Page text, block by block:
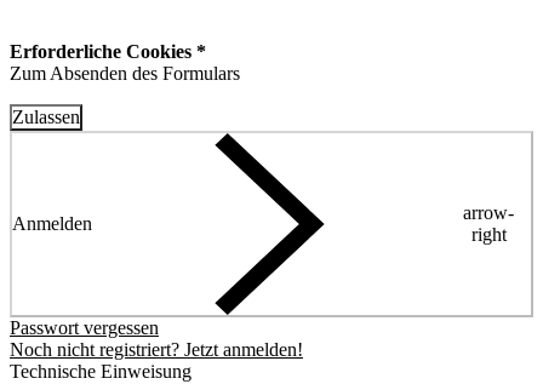
Erforderliche Cookies *
Zum Absenden des Formulars
Zulassen
Anmelden
arrow-
right
Passwort vergessen
Noch nicht registriert? Jetzt anmelden!
Technische Einweisung